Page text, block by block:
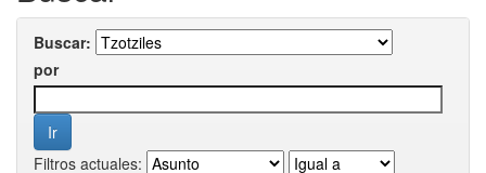
Buscar:
por
Filtros actuales: